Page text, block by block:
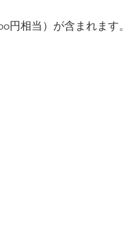
相当）が含まれます。